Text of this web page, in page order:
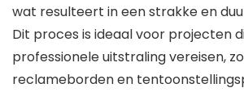
wat resulteert in een strakke en
Dit proces is ideaal voor projecten
professionele uitstraling vereisen,
reclameborden en